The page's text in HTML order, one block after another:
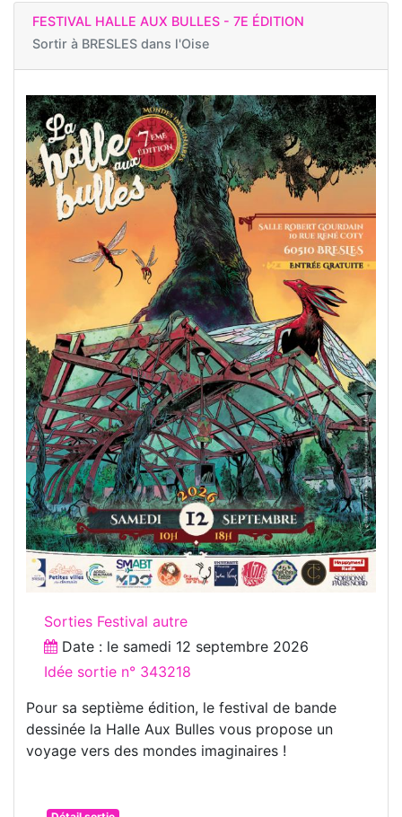
FESTIVAL HALLE AUX BULLES - 7E ÉDITION
Sortir à BRESLES dans l'Oise
Sorties Festival autre
Date : le samedi 12 septembre 2026
Idée sortie n° 343218
Pour sa septième édition, le festival de bande
dessinée la Halle Aux Bulles vous propose un
voyage vers des mondes imaginaires !